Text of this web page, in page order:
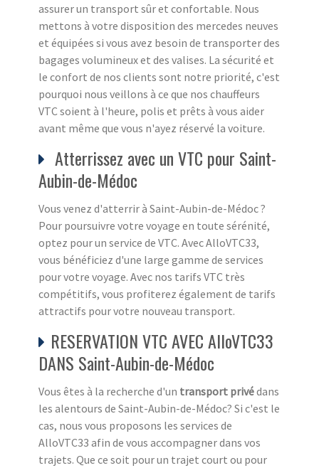
assurer un transport sûr et confortable. Nous
mettons à votre disposition des mercedes neuves
et équipées si vous avez besoin de transporter des
bagages volumineux et des valises. La sécurité et
le confort de nos clients sont notre priorité, c'est
pourquoi nous veillons à ce que nos chauffeurs
VTC soient à l'heure, polis et prêts à vous aider
avant même que vous n'ayez réservé la voiture.
Atterrissez avec un VTC pour Saint-
Aubin-de-Médoc
Vous venez d'atterrir à Saint-Aubin-de-Médoc ?
Pour poursuivre votre voyage en toute sérénité,
optez pour un service de VTC. Avec AlloVTC33,
vous bénéficiez d'une large gamme de services
pour votre voyage. Avec nos tarifs VTC très
compétitifs, vous profiterez également de tarifs
attractifs pour votre nouveau transport.
RESERVATION VTC AVEC AlloVTC33
DANS Saint-Aubin-de-Médoc
Vous êtes à la recherche d'un transport privédans
les alentours de Saint-Aubin-de-Médoc? Si c'est le
cas, nous vous proposons les services de
AlloVTC33 afin de vous accompagner dans vos
trajets. Que ce soit pour un trajet court ou pour